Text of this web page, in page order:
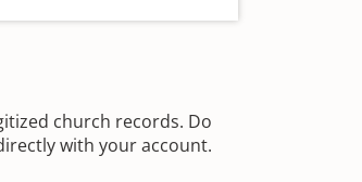
church records. Do
with your account.